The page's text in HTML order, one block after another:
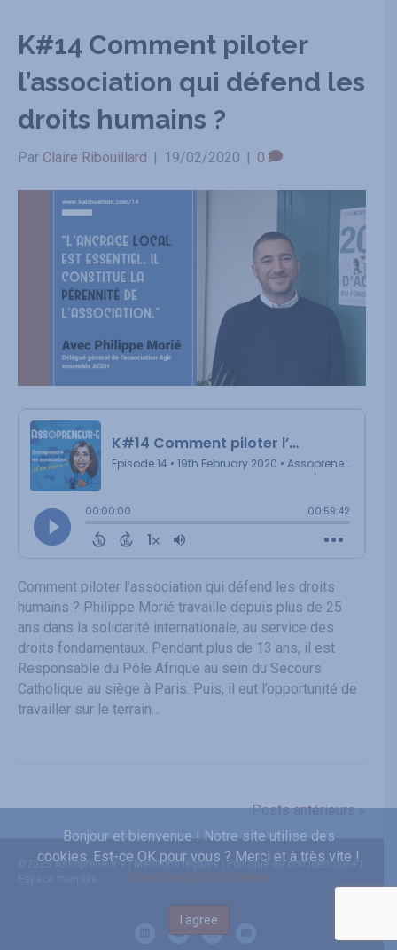
Bonjour et bienvenue ! Notre site utilise des
cookies. Est-ce OK pour vous ? Merci et à très vite !
View our policies here
I agree
K#14 Comment piloter
l’association qui défend les
droits humains ?
Par Claire Ribouillard | 19/02/2020 | 0
Comment piloter l’association qui défend les droits
humains ? Philippe Morié travaille depuis plus de 25
ans dans la solidarité internationale, au service des
droits fondamentaux. Pendant plus de 13 ans, il est
Responsable du Pôle Afrique au sein du Secours
Catholique au siège à Paris. Puis, il eut l’opportunité de
travailler sur le terrain…
Posts antérieurs »
2025 Assopreneur·e | Mentions légales| Politique de confidentialité |
Y
I